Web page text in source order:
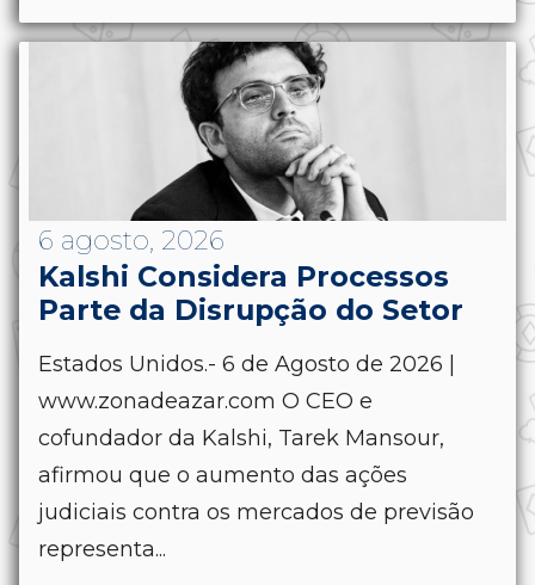
6 agosto, 2026
Kalshi Considera Processos
Parte da Disrupção do Setor
Estados Unidos.- 6 de Agosto de 2026 |
www.zonadeazar.com O CEO e
cofundador da Kalshi, Tarek Mansour,
afirmou que o aumento das ações
judiciais contra os mercados de previsão
representa...